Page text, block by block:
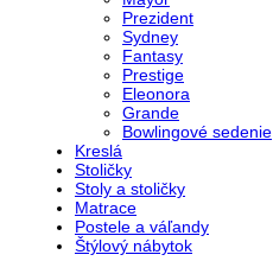
Prezident
Sydney
Fantasy
Prestige
Eleonora
Grande
Bowlingové sedenie
Kreslá
Stoličky
Stoly a stoličky
Matrace
Postele a váľandy
Štýlový nábytok